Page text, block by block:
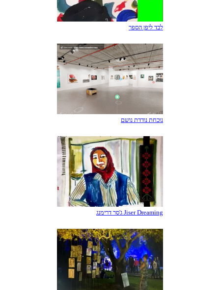
לבד ליפן הספר
נוכחת נודדת נושם
Jiser Dreaming ג'סר דרימנג